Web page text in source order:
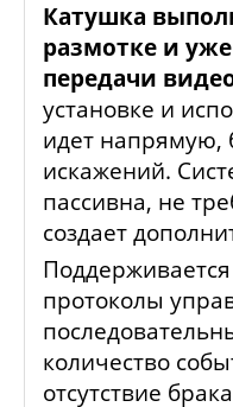
Катушка
размотке и
передачи
установке и
идет напрямую,
искажений.
пассивна, не
создает
Поддерживается
протоколы
количество
отсутствие